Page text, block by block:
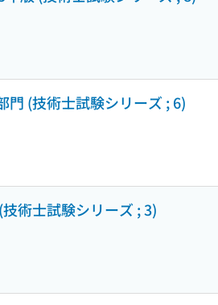
門 (技術士試験シリーズ ; 6)
術士試験シリーズ ; 3)